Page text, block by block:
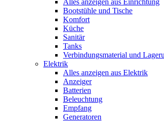
Alles anzeigen aus Einrichtung
Bootstühle und Tische
Komfort
Küche
Sanitär
Tanks
Verbindungsmaterial und
Elektrik
Alles anzeigen aus Elektrik
Anzeiger
Batterien
Beleuchtung
Empfang
Generatoren